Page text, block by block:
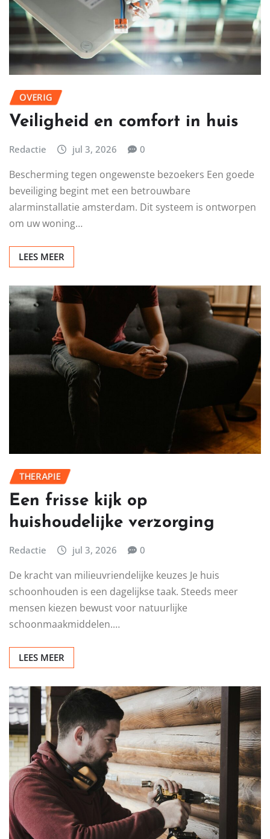
LEES MEER
OVERIG
Veiligheid en comfort in huis
Bescherming tegen ongewenste bezoekers Een goede
beveiliging begint met een betrouwbare
alarminstallatie amsterdam. Dit systeem is ontworpen
om uw woning…
THERAPIE
Een frisse kijk op
huishoudelijke verzorging
De kracht van milieuvriendelijke keuzes Je huis
schoonhouden is een dagelijkse taak. Steeds meer
mensen kiezen bewust voor natuurlijke
schoonmaakmiddelen.…
LEES MEER